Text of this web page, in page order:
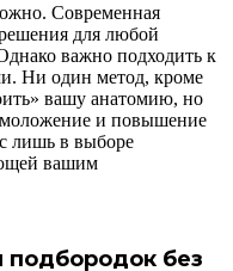
Современная
для любой
важно подходить к
Ни один метод, кроме
вашу анатомию, но
и повышение
лишь в выборе
вашим
подбородок без